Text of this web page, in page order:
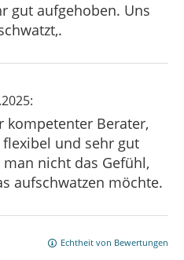
gut aufgehoben. Uns
kompetenter Berater,
und sehr gut
nicht das Gefühl,
aufschwatzen möchte.
Echtheit von Bewertungen